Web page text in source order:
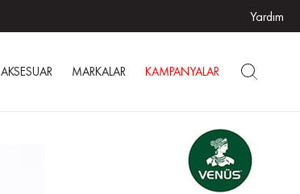
Yardım
AKSESUAR MARKALAR KAMPANYALAR